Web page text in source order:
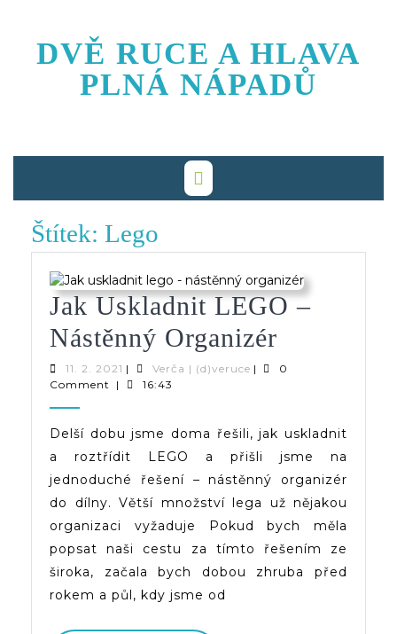
content
DVĚ RUCE A HLAVA
PLNÁ NÁPADŮ
Štítek: Lego
Jak Uskladnit LEGO –
Nástěnný Organizér
Uskladnit
–
Nástěnný
Organizér
11. 2. 2021 11.
2.
| Verča | (d)veruceVerča
|
0
Comment
| 16:43
Delší dobu jsme doma řešili, jak uskladnit
a roztřídit LEGO a přišli jsme na
jednoduché řešení – nástěnný organizér
do dílny. Větší množství lega už nějakou
organizaci vyžaduje Pokud bych měla
popsat naši cestu za tímto řešením ze
široka, začala bych dobou zhruba před
rokem a půl, kdy jsme od